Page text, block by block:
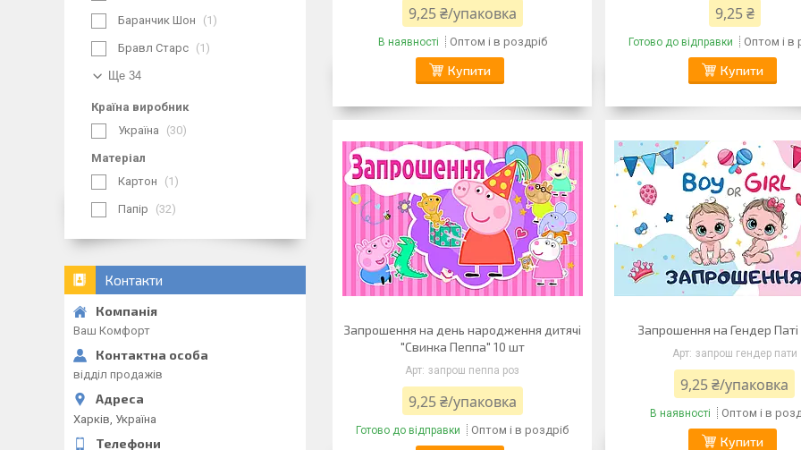
9,25 ₴/упаковка
В наявності Оптом і в роздріб
Купити
9,25 ₴
Готово до відправки Оптом і в
Купити
Запрошення на день народження дитячі
"Свинка Пеппа" 10 шт
запрош пеппа роз
9,25 ₴/упаковка
Готово до відправки Оптом і в роздріб
Запрошення на Гендер
запрош гендер пати
9,25 ₴/упаковка
В наявності Оптом і в
Купити
Баранчик Шон 1
Бравл Старс 1
Ще 34
Країна виробник
Україна
30
Матеріал
Картон
1
Папір 32
Контакти
Ваш Комфорт
відділ продажів
Харків, Україна